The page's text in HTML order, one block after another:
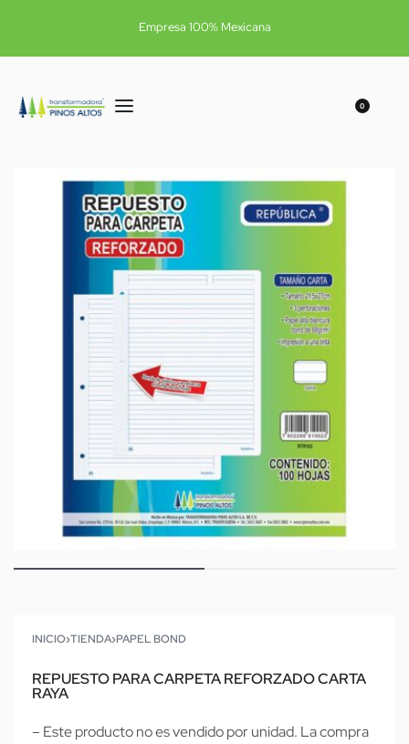
Empresa 100% Mexicana
0
INICIO›TIENDA›PAPEL BOND
REPUESTO PARA CARPETA REFORZADO CARTA
RAYA
– Este producto no es vendido por unidad. La compra